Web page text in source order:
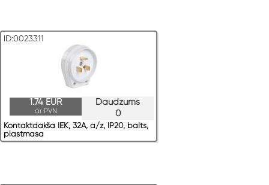
ID:0023311
Daudzums
0
1.74 EUR
ar PVN
Kontaktdakša IEK, 32A, a/z, IP20, balts,
plastmasa